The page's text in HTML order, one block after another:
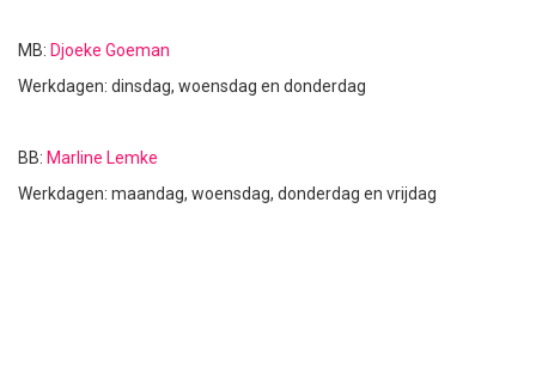
MB: Djoeke Goeman
Werkdagen: dinsdag, woensdag en donderdag
BB: Marline Lemke
Werkdagen: maandag, woensdag, donderdag en vrijdag